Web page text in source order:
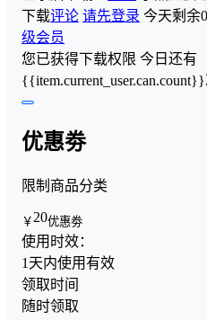
下载评论 请先登录 今天剩余
级会员
您已获得下载权限 今日还有
优惠劵
限制商品分类
￥ 20优惠劵
使用时效：
1天内使用有效
领取时间
随时领取